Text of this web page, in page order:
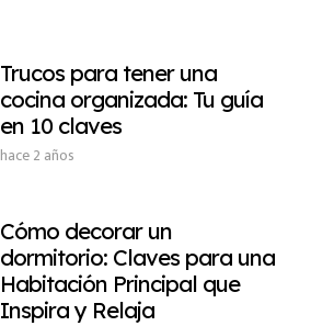
Trucos para tener una
cocina organizada: Tu guía
en 10 claves
hace 2 años
Cómo decorar un
dormitorio: Claves para una
Habitación Principal que
Inspira y Relaja